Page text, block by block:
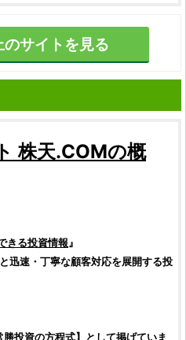
のサイトを見る
株天.COMの概
きる投資情報 』
迅速・丁寧な顧客対応を展開する投
投資の方程式】として掲げていま